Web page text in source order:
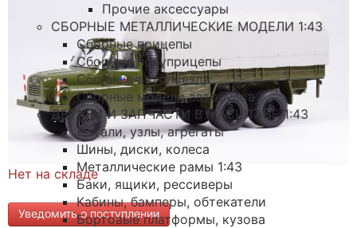
Прочие аксессуары
СБОРНЫЕ МЕТАЛЛИЧЕСКИЕ МОДЕЛИ 1:43
Сборные прицепы
Сборные полуприцепы
Сборные автопоезда
Сборные модели автобусов
ДЕТАЛИ И ЗАПЧАСТИ В МАСШТАБЕ 1:43
Детали, узлы, агрегаты
Шины, диски, колеса
Металлические рамы 1:43
Баки, ящики, рессиверы
Кабины, бамперы, обтекатели
Бортовые платформы, кузова
Нет на складе
Уведомить о поступлении